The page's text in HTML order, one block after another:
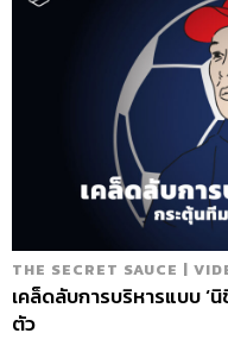
THE SECRET SAUCE |
เคล็ดลับการบริหารแบบ ‘
ตัว